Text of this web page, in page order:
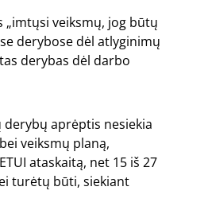
„imtųsi veiksmų, jog būtų
derybose dėl atlyginimų
derybas dėl darbo
aprėptis nesiekia
veiksmų planą,
ataskaitą, net 15 iš 27
turėtų būti, siekiant